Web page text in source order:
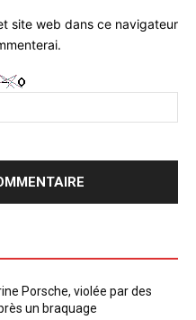
site web dans ce navigateur
Porsche, violée par des
un braquage